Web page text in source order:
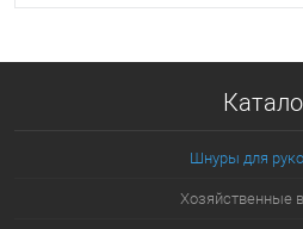
Шнуры для
Хозяйственные